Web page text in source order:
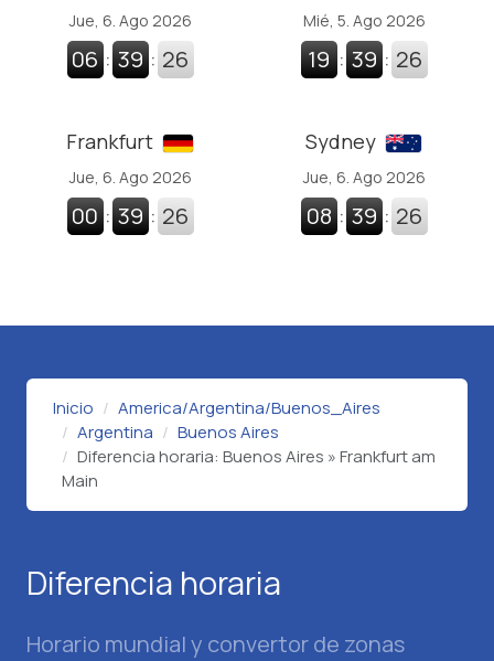
Jue, 6. Ago 2026
06 : 39 : 27
Mié, 5. Ago 2026
19 : 39 : 27
Frankfurt
Jue, 6. Ago 2026
00 : 39 : 27
Sydney
Jue, 6. Ago 2026
08 : 39 : 27
Inicio
America/Argentina/Buenos_Aires
Argentina
Buenos Aires
Diferencia horaria: Buenos Aires » Frankfurt am
Main
Diferencia horaria
Horario mundial y convertor de zonas